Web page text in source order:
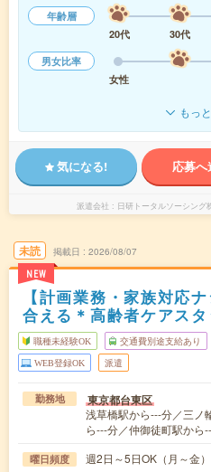
年齢層
20代
30代
男女比率
女性
もっ
気になる! 応募へ
派遣会社 日研トータルソーシン
未読
NEW
掲載日 2026/08/07
【計画業務・家族対応
合える＊高齢者ケアスタ
職種未経験OK 交通費別途支給あり
WEB登録OK 派遣
勤務地 東京都台東区
浅草橋駅から---分／三ノ
ら---分／仲御徒町駅から
曜日頻度 週2日～5日OK（月～